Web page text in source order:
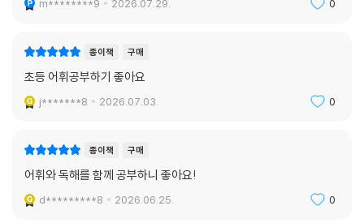
m********9 2026.07.29. 0
종이책 구매
초등 어휘공부하기 좋아요
j*******8 2026.07.03. 0
종이책 구매
어휘와 독해를 함께 공부하니 좋아요!
d*********8 2026.06.25. 0